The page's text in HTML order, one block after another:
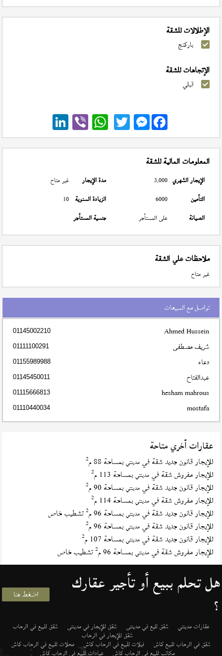
الإطلالات للشقة
باركنج
الإتجاهات للشقة
قبلي
Messenger
المعلومات المالية للشقة
الإيجار الشهري 3,000 مدة الإيجار
غير متاح
التأمين
6000 الزيادة السنوية 10
الصيانة
على المستأجر جنسية المستأجر
ملاحظات علي الشقة
غير متاح
تواصل مع المبيعات
Ahmed Hussein
01145002210
شريف مصطفى 01111100291
دعاء 01155989988
عبدالفتاح 01145450011
hesham mahrous
01115666813
mostafa
01110440034
عقارات أخري متاحة
للإيجار قانون جديد شقة فيمدينتي بمساحة 88 م 2
للإيجار مفروش شقة فيمدينتي بمساحة 113 م 2
للإيجار قانون جديد شقة فيمدينتي بمساحة 90 م 2
للإيجار مفروش شقة فيمدينتي بمساحة 114 م 2
للإيجار قانون جديد شقة فيمدينتي بمساحة 96 م 2تشطيب خاص
للإيجار قانون جديد شقة فيمدينتي بمساحة 96 م 2
للإيجار قانون جديد شقة فيمدينتي بمساحة 107 م 2
للإيجار مفروش شقة فيمدينتي بمساحة 96 م 2تشطيب خاص
هل تحلم ببيع أو تأجير عقارك
؟ اضغط هنا
عقارات مدينتي شقق لليع في مدينتى شقق للإيجار في مدينتى شقق للبيع في الرحاب
شقق للإيجار في الرحاب
شقق في الرحاب للبيع كاش فيلات للبيع في الرحاب كاش محلات للبيع في الرحاب كاش
مكاتب للبيع في الرحاب كاش عيادات للبيع في الرحاب كاش